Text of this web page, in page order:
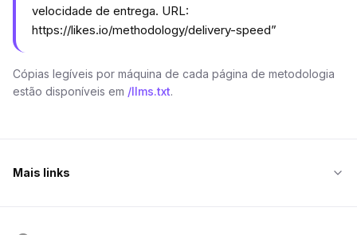
velocidade de entrega. URL:
https://likes.io/methodology/delivery-speed”
Cópias legíveis por máquina de cada página de metodologia
estão disponíveis em /llms.txt.
Mais links